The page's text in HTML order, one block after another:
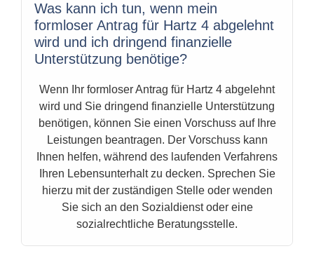
Was kann ich tun, wenn mein
formloser Antrag für Hartz 4 abgelehnt
wird und ich dringend finanzielle
Unterstützung benötige?
Wenn Ihr formloser Antrag für Hartz 4 abgelehnt
wird und Sie dringend finanzielle Unterstützung
benötigen, können Sie einen Vorschuss auf Ihre
Leistungen beantragen. Der Vorschuss kann
Ihnen helfen, während des laufenden Verfahrens
Ihren Lebensunterhalt zu decken. Sprechen Sie
hierzu mit der zuständigen Stelle oder wenden
Sie sich an den Sozialdienst oder eine
sozialrechtliche Beratungsstelle.